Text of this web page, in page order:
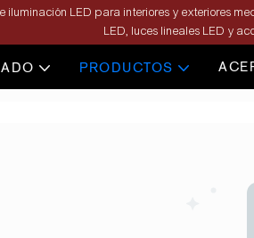
iluminación LED para interiores y exteriores
LED, luces lineales LED y
PRODUCTOS